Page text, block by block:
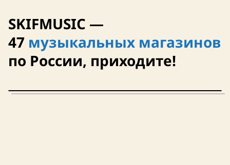
SKIFMUSIC —
47 музыкальных магазинов
по России, приходите!